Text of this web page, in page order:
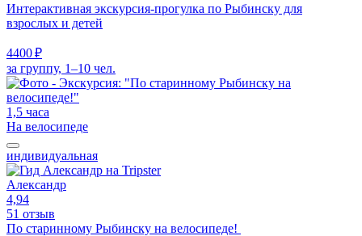
Интерактивная экскурсия-прогулка по Рыбинску для
взрослых и детей
4400 ₽
за группу, 1–10 чел.
1,5 часа
На велосипеде
индивидуальная
Александр
4,94
51 отзыв
По старинному Рыбинску на велосипеде!